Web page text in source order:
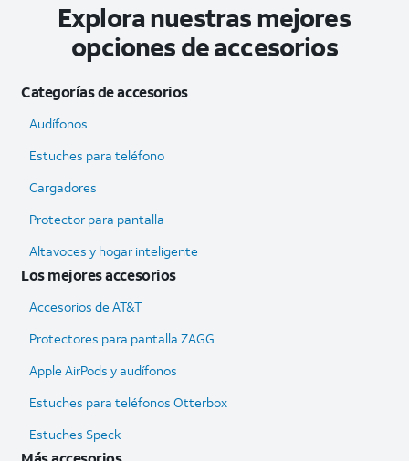
Explora nuestras mejores
opciones de accesorios
Categorías de accesorios
Audífonos
Estuches para teléfono
Cargadores
Protector para pantalla
Altavoces y hogar inteligente
Los mejores accesorios
Accesorios de AT&T
Protectores para pantalla ZAGG
Apple AirPods y audífonos
Estuches para teléfonos Otterbox
Estuches Speck